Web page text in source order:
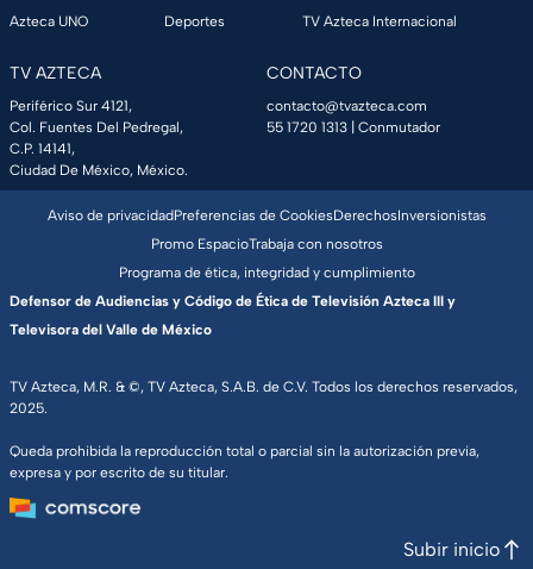
Azteca UNO
Deportes
TV Azteca Internacional
TV AZTECA
Periférico Sur 4121,
Col. Fuentes Del Pedregal,
C.P. 14141,
Ciudad De México, México.
CONTACTO
contacto@tvazteca.com
55 1720 1313 | Conmutador
TV Azteca, M.R. & ©, TV Azteca, S.A.B. de C.V. Todos los derechos reservados,
2025.
Queda prohibida la reproducción total o parcial sin la autorización previa,
expresa y por escrito de su titular.
Aviso de privacidadPreferencias de CookiesDerechosInversionistas
Promo EspacioTrabaja con nosotros
Programa de ética, integridad y cumplimiento
Defensor de Audiencias y Código de Ética de Televisión Azteca III y
Televisora del Valle de México
Subir inicio